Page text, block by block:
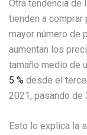
Otra tendencia de
tienden a
mayor número de
aumentan los
tamaño medio de
5 % desde el
2021, pasando de
Esto lo explica la